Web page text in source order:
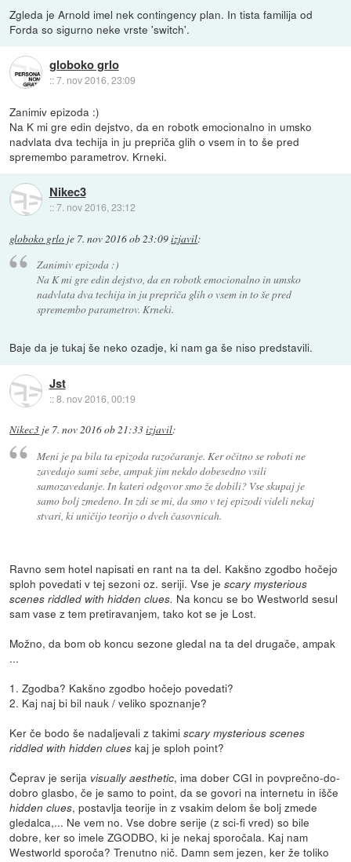
Zgleda je Arnold imel nek contingency plan. In tista familija od
Forda so sigurno neke vrste 'switch'.
globoko grlo
::7. nov 2016, 23:09
Zanimiv epizoda :)
Na K mi gre edin dejstvo, da en robotk emocionalno in umsko
nadvlata dva techija in ju prepriča glih o vsem in to še pred
spremembo parametrov. Krneki.
Nikec3
::7. nov 2016, 23:12
globoko grlo je 7. nov 2016 ob 23:09izjavil:
Zanimiv epizoda :)
Na K mi gre edin dejstvo, da en robotk emocionalno in umsko
nadvlata dva techija in ju prepriča glih o vsem in to še pred
spremembo parametrov. Krneki.
Baje da je tukaj še neko ozadje, ki nam ga še niso predstavili.
Jst
::8. nov 2016, 00:19
Nikec3 je 7. nov 2016 ob 21:33izjavil:
Meni je pa bila ta epizoda razočaranje. Ker očitno se roboti ne
zavedajo sami sebe, ampak jim nekdo dobesedno vsili
samozavedanje. In kateri odgovor smo že dobili? Vse skupaj je
samo bolj zmedeno. In zdi se mi, da smo v tej epizodi videli nekaj
stvari, ki uničijo teorijo o dveh časovnicah.
Ravno sem hotel napisati en rant na ta del. Kakšno zgodbo hočejo
sploh povedati v tej sezoni oz. seriji. Vse jescary mysterious
scenes riddled with hidden clues. Na koncu se bo Westworld sesul
sam vase z tem pretiravanjem, tako kot se je Lost.
Možno, da bom ob koncu sezone gledal na ta del drugače, ampak
...
1. Zgodba? Kakšno zgodbo hočejo povedati?
2. Kaj naj bi bil nauk / veliko spoznanje?
Ker če bodo še nadaljevali z takimiscary mysterious scenes
riddled with hidden clues kaj je sploh point?
Čeprav je serija visually aesthetic, ima dober CGI in povprečno-do-
dobro glasbo, če je samo to point, da se govori na internetu in išče
hidden clues, postavlja teorije in z vsakim delom še bolj zmede
gledalca,... Ne vem no. Vse dobre serije (z sci-fi vred) so bile
dobre, ker so imele ZGODBO, ki je nekaj sporočala. Kaj nam
Westworld sporoča? Trenutno nič. Damn sem jezen, ker že toliko